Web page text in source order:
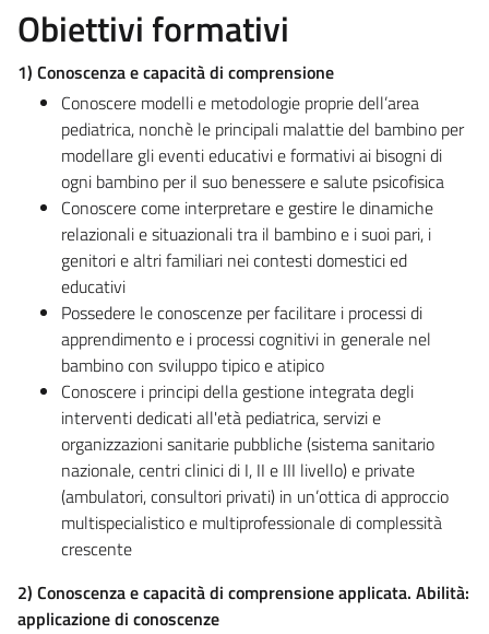
Obiettivi formativi
1) Conoscenza e capacità di comprensione
Conoscere modelli e metodologie proprie dell’area
pediatrica, nonchè le principali malattie del bambino per
modellare gli eventi educativi e formativi ai bisogni di
ogni bambino per il suo benessere e salute psicofisica
Conoscere come interpretare e gestire le dinamiche
relazionali e situazionali tra il bambino e i suoi pari, i
genitori e altri familiari nei contesti domestici ed
educativi
Possedere le conoscenze per facilitare i processi di
apprendimento e i processi cognitivi in generale nel
bambino con sviluppo tipico e atipico
Conoscere i principi della gestione integrata degli
interventi dedicati all'età pediatrica, servizi e
organizzazioni sanitarie pubbliche (sistema sanitario
nazionale, centri clinici di I, II e III livello) e private
(ambulatori, consultori privati) in un’ottica di approccio
multispecialistico e multiprofessionale di complessità
crescente
2) Conoscenza e capacità di comprensione applicata. Abilità:
applicazione di conoscenze